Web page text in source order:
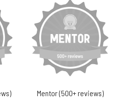
Mentor (500+ reviews)